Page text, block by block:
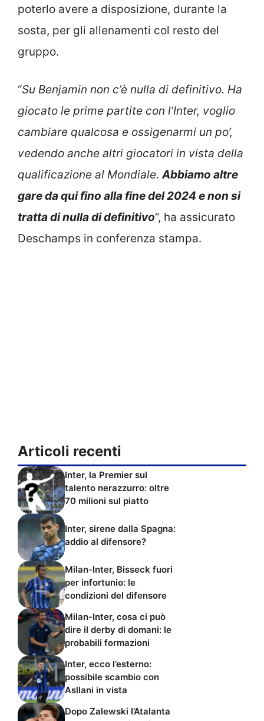
poterlo avere a disposizione, durante la
sosta, per gli allenamenti col resto del
gruppo.
“Su Benjamin non c’è nulla di definitivo. Ha
giocato le prime partite con l’Inter, voglio
cambiare qualcosa e ossigenarmi un po’,
vedendo anche altri giocatori in vista della
qualificazione al Mondiale.Abbiamo altre
gare da qui fino alla fine del 2024 e non si
tratta di nulla di definitivo“, ha assicurato
Deschamps in conferenza stampa.
Articoli recenti
Inter, la Premier sul
talento nerazzurro: oltre
70 milioni sul piatto
Inter, sirene dalla Spagna:
addio al difensore?
Milan-Inter, Bisseck fuori
per infortunio: le
condizioni del difensore
Milan-Inter, cosa ci può
dire il derby di domani: le
probabili formazioni
Inter, ecco l’esterno:
possibile scambio con
Asllani in vista
Dopo Zalewski l’Atalanta